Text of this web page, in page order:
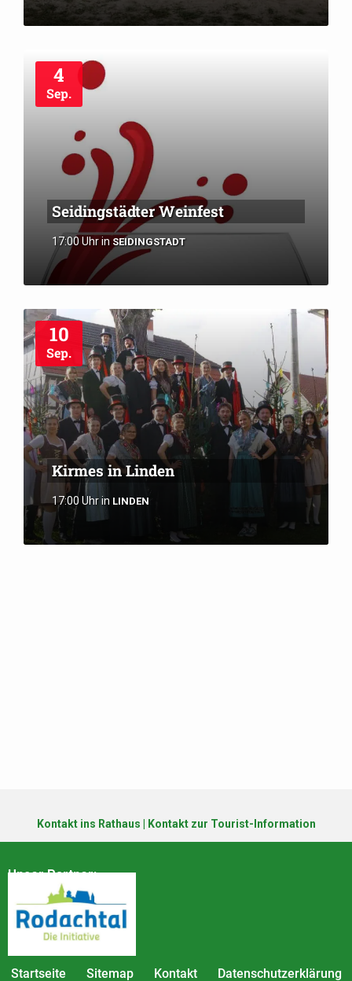
4
Sep.
Seidingstädter Weinfest
17:00 Uhrin SEIDINGSTADT
10
Sep.
Kirmes in Linden
17:00 Uhrin LINDEN
Kontakt ins Rathaus Kontakt zur Tourist-Information
Unser Partner:
Startseite Sitemap Kontakt Datenschutzerklärung